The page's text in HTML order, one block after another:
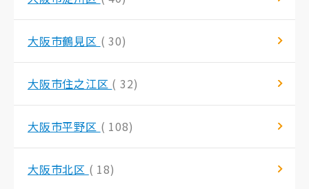
大阪市鶴見区 ( 30)
大阪市住之江区 ( 32)
大阪市平野区 ( 108)
大阪市北区 ( 18)